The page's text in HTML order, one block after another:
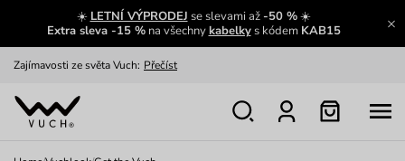
☀️ LETNÍ VÝPRODEJ se slevami až -50 %☀️
Extra sleva -15 %na všechnykabelkys kódem KAB15
Zajímavosti ze světa Vuch: Přečíst
Výměna a vrácení zdarma